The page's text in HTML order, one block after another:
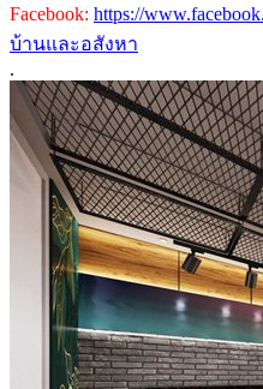
Facebook: https://
บ้านและอสังหา
.